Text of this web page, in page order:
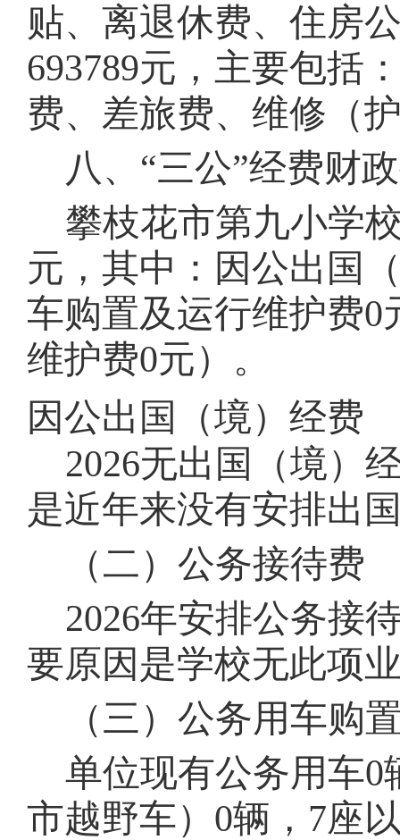
贴、离退休费、住房
693789元，主要包括
费、差旅费、维修（
八、 “三公”经费财
攀枝花市第九小学
元，其中：因公出国
车购置及运行维护费0
维护费0元）。
因公出国（境）经费
2026无出国（境）
是近年来没有安排出
（二）公务接待费
2026年安排公务接
要原因是学校无此项
（三）公务用车购
单位现有公务用车0
市越野车） 0辆， 7座